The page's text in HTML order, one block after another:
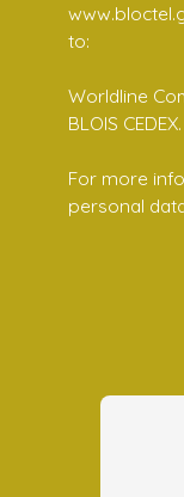
to:
Worldline
BLOIS CEDEX.
For more
personal